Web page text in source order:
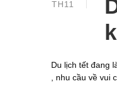
TH11
Du lịch tết đang
, nhu cầu về